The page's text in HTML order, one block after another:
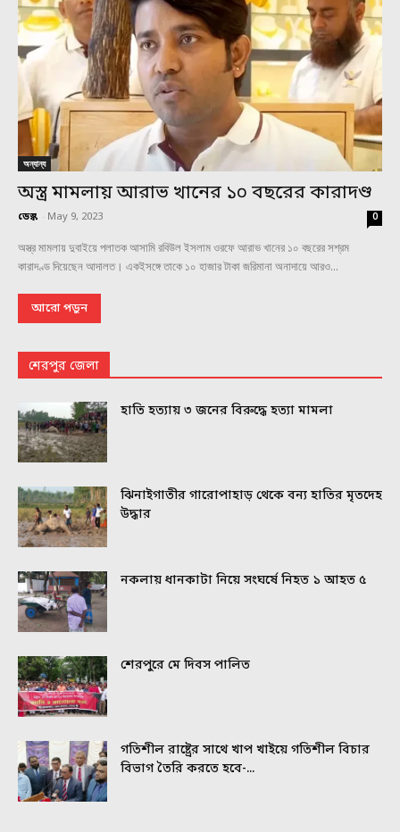
অন্যান্য
অস্ত্র মামলায় আরাভ খানের ১০ বছরের কারাদণ্ড
ডেস্ক - May 9, 2023 0
অস্ত্র মামলায় দুবাইয়ে পলাতক আসামি রবিউল ইসলাম ওরফে আরাভ খানের ১০ বছরের সশ্রম
কারাদণ্ড দিয়েছেন আদালত। একইসঙ্গে তাকে ১০ হাজার টাকা জরিমানা অনাদায়ে আরও...
আরো পড়ুন
শেরপুর জেলা
হাতি হত্যায় ৩ জনের বিরুদ্ধে হত্যা মামলা
ঝিনাইগাতীর গারোপাহাড় থেকে বন্য হাতির মৃতদেহ
উদ্ধার
নকলায় ধানকাটা নিয়ে সংঘর্ষে নিহত ১ আহত ৫
শেরপুরে মে দিবস পালিত
গতিশীল রাষ্ট্রের সাথে খাপ খাইয়ে গতিশীল বিচার
বিভাগ তৈরি করতে হবে-...